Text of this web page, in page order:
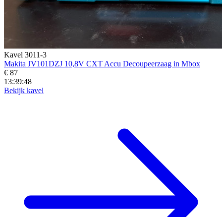
Kavel 3011-3
Makita JV101DZJ 10,8V CXT Accu Decoupeerzaag in Mbox
€ 87
13:39:46
Bekijk kavel